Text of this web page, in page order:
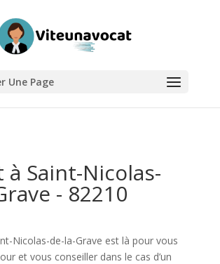
Une Page
à Saint-Nicolas-
- 82210
Nicolas-de-la-Grave est là pour vous
et vous conseiller dans le cas d’un